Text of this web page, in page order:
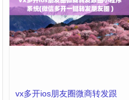
vx多开ios朋友圈微商转发跟